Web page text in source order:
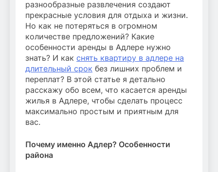
разнообразные развлечения создают
прекрасные условия для отдыха и жизни.
Но как не потеряться в огромном
количестве предложений? Какие
особенности аренды в Адлере нужно
знать? И как снять квартиру в адлере на
длительный срок без лишних проблем и
переплат? В этой статье я детально
расскажу обо всем, что касается аренды
жилья в Адлере, чтобы сделать процесс
максимально простым и приятным для
вас.
Почему именно Адлер? Особенности
района